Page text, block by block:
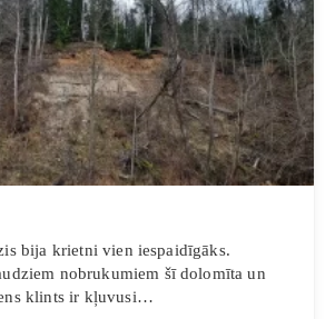
bija krietni vien iespaidīgāks.
nobrukumiem šī dolomīta un
klints ir kļuvusi…